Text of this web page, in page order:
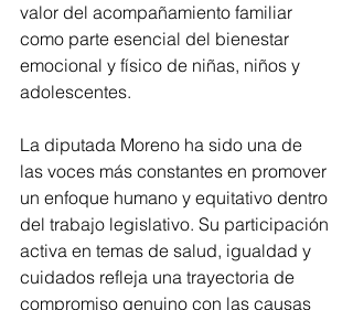
valor del acompañamiento familiar
como parte esencial del bienestar
emocional y físico de niñas, niños y
adolescentes.
La diputada Moreno ha sido una de
las voces más constantes en promover
un enfoque humano y equitativo dentro
del trabajo legislativo. Su participación
activa en temas de salud, igualdad y
cuidados refleja una trayectoria de
compromiso genuino con las causas